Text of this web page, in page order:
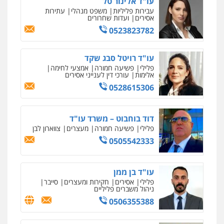
0522992110
עו"ד שאדי נאטור
פלילי פשיעה חמורה מעצרים וחקירות
0509230800
משרד עורכי דין פארס פלאח
פלילי צבאי צווארון לבן והונאה
0549911449
פלילי עורכי דין לענייני אסירים
חמורה מעצרים וחקירות
0507587013
עו"ד אביגדור פלדמן
עבירות פליליות משפט מנהלי עתירות
אסירים ועדות שחרורים
0523823782
עו"ד רויטל סבג שקד
פלילי פשיעה חמורה אמצעי לחימה
אלימות עורכי דין לענייני אסירים
0528615306
דוד בוחבוט – משרד עו"ד
פלילי פשיעה חמורה מעצרים צווארון לבן
0505542333
עו"ד בן ממן
פלילי אסירים חקירות ומעצרים סייבר
ניהול משברים פליליים
0506355388
מרכז התחלה חדשה
אסירים עבירות מין שירותים מקצועיים
לעורכי דין
0544500346
מאיה בלום, עו"ס, טיפול ושיקום
טיפול בהתמכרויות שירותים מקצועיים
0504062539
עבירות כלכליות הלבנת הון חילוטים
עבירות פליליות
0544385337
איתי חקירות – שירותים לעורכי דין
חקירות פרטיות חקירות כלכליות חקירות